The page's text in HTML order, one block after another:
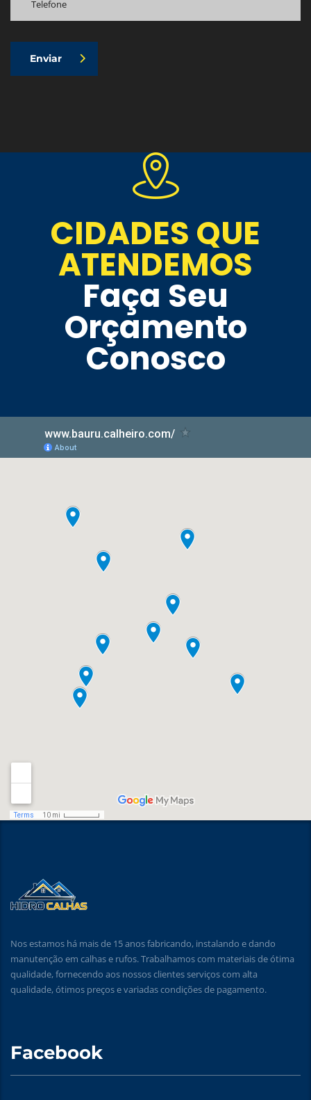
Enviar
CIDADES QUE
ATENDEMOS
Faça Seu
Orçamento
Conosco
Nos estamos há mais de 15 anos fabricando, instalando e dando
manutenção em calhas e rufos. Trabalhamos com materiais de ótima
qualidade, fornecendo aos nossos clientes serviços com alta
qualidade, ótimos preços e variadas condições de pagamento.
Facebook